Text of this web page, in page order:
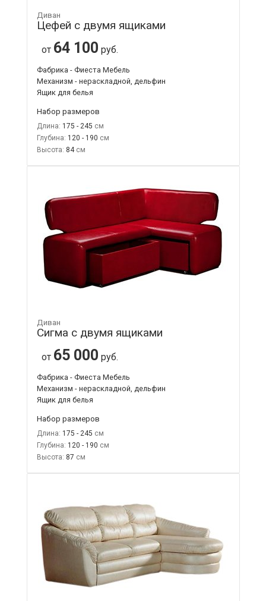
Диван
Цефей с двумя ящиками
от 64 100 руб.
Фабрика - Фиеста Мебель
Механизм - нераскладной, дельфин
Ящик для белья
Набор размеров
Длина: 175 - 245
Глубина: 120 - 190
Высота: 84
Диван
Сигма с двумя ящиками
от 65 000 руб.
Фабрика - Фиеста Мебель
Механизм - нераскладной, дельфин
Ящик для белья
Набор размеров
Длина: 175 - 245
Глубина: 120 - 190
Высота: 87